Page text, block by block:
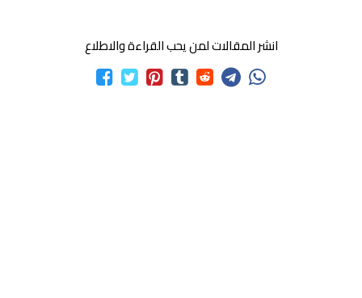
انشر المقالات لمن يحب القراءة والاطلاع